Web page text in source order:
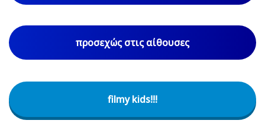
προσεχώς στις αίθουσες
filmy kids!!!